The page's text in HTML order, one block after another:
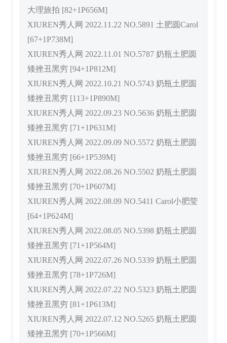
大理旅拍 [82+1P656M]
XIUREN秀人网 2022.11.22 NO.5891 土肥圆Carol
[67+1P738M]
XIUREN秀人网 2022.11.01 NO.5787 奶瓶土肥圆
矮挫丑黑穷 [94+1P812M]
XIUREN秀人网 2022.10.21 NO.5743 奶瓶土肥圆
矮挫丑黑穷 [113+1P890M]
XIUREN秀人网 2022.09.23 NO.5636 奶瓶土肥圆
矮挫丑黑穷 [71+1P631M]
XIUREN秀人网 2022.09.09 NO.5572 奶瓶土肥圆
矮挫丑黑穷 [66+1P539M]
XIUREN秀人网 2022.08.26 NO.5502 奶瓶土肥圆
矮挫丑黑穷 [70+1P607M]
XIUREN秀人网 2022.08.09 NO.5411 Carol小肥莹
[64+1P624M]
XIUREN秀人网 2022.08.05 NO.5398 奶瓶土肥圆
矮挫丑黑穷 [71+1P564M]
XIUREN秀人网 2022.07.26 NO.5339 奶瓶土肥圆
矮挫丑黑穷 [78+1P726M]
XIUREN秀人网 2022.07.22 NO.5323 奶瓶土肥圆
矮挫丑黑穷 [81+1P613M]
XIUREN秀人网 2022.07.12 NO.5265 奶瓶土肥圆
矮挫丑黑穷 [70+1P566M]